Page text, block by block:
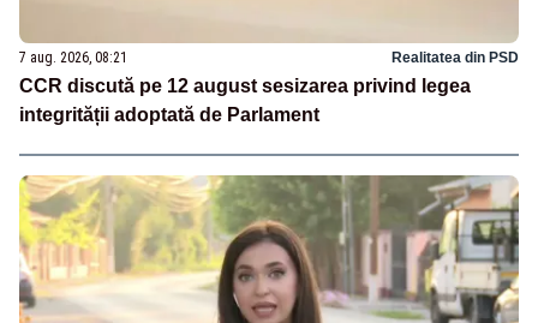
7 aug. 2026, 08:21 Realitatea din PSD
CCR discută pe 12 august sesizarea privind legea
integrității adoptată de Parlament